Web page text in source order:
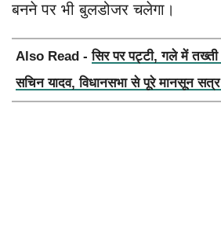
बनने पर भी बुलडोजर चलेगा।
Also Read -सिर पर पट्टी, गले में
सचिन यादव, विधानसभा से पूरे मानसून